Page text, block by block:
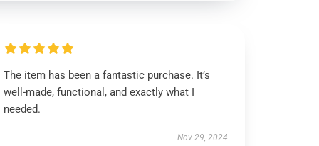
The item has been a fantastic purchase. It’s
well-made, functional, and exactly what I
needed.
Nov 29, 2024